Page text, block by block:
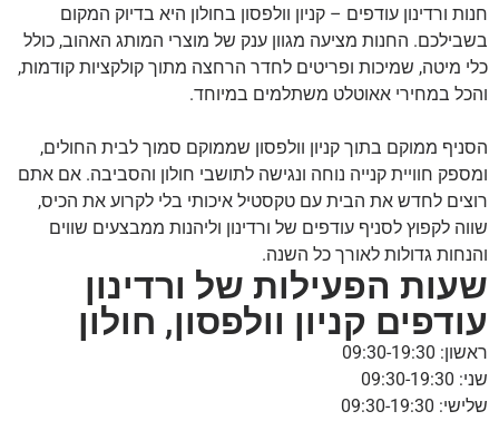
חנות ורדינון עודפים – קניון וולפסון בחולון היא בדיוק המקום
בשבילכם. החנות מציעה מגוון ענק של מוצרי המותג האהוב, כולל
כלי מיטה, שמיכות ופריטים לחדר הרחצה מתוך קולקציות קודמות,
והכל במחירי אאוטלט משתלמים במיוחד.
הסניף ממוקם בתוך קניון וולפסון שממוקם סמוך לבית החולים,
ומספק חוויית קנייה נוחה ונגישה לתושבי חולון והסביבה. אם אתם
רוצים לחדש את הבית עם טקסטיל איכותי בלי לקרוע את הכיס,
שווה לקפוץ לסניף עודפים של ורדינון וליהנות ממבצעים שווים
והנחות גדולות לאורך כל השנה.
שעות הפעילות של ורדינון
עודפים קניון וולפסון, חולון
ראשון: 09:30-19:30
שני: 09:30-19:30
שלישי: 09:30-19:30